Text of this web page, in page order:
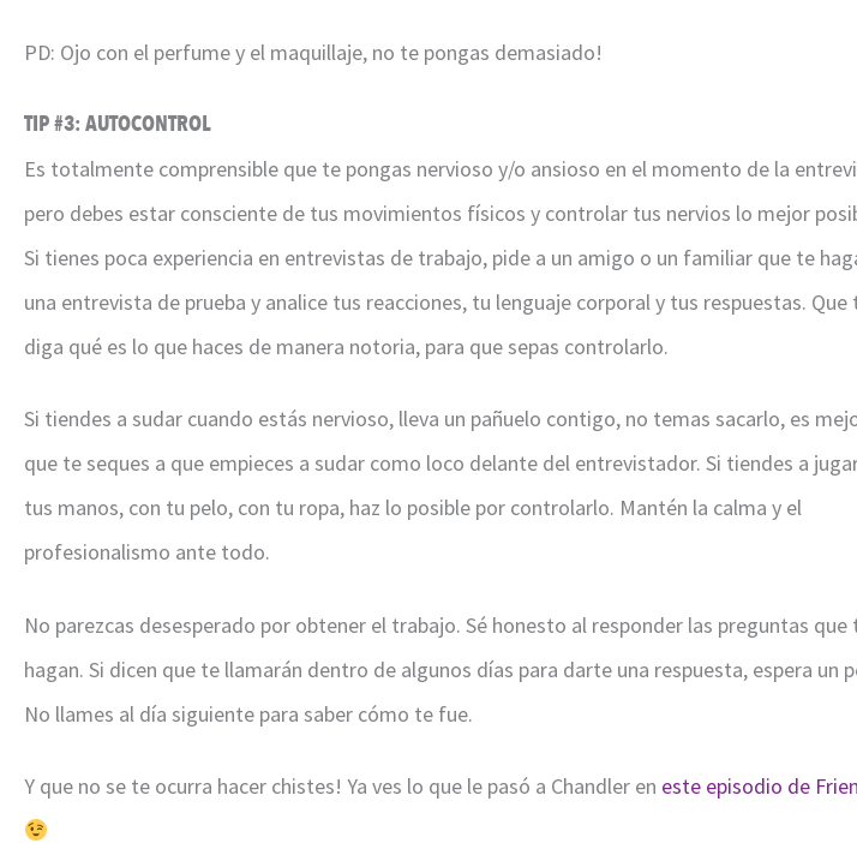
PD: Ojo con el perfume y el maquillaje, no te pongas demasiado!
TIP #3: AUTOCONTROL
Es totalmente comprensible que te pongas nervioso y/o ansioso en el momento de la
pero debes estar consciente de tus movimientos físicos y controlar tus nervios lo mejor
Si tienes poca experiencia en entrevistas de trabajo, pide a un amigo o un familiar que te
una entrevista de prueba y analice tus reacciones, tu lenguaje corporal y tus respuestas. Que
diga qué es lo que haces de manera notoria, para que sepas controlarlo.
Si tiendes a sudar cuando estás nervioso, lleva un pañuelo contigo, no temas sacarlo, es
que te seques a que empieces a sudar como loco delante del entrevistador. Si tiendes a
tus manos, con tu pelo, con tu ropa, haz lo posible por controlarlo. Mantén la calma y el
profesionalismo ante todo.
No parezcas desesperado por obtener el trabajo. Sé honesto al responder las preguntas que
hagan. Si dicen que te llamarán dentro de algunos días para darte una respuesta, espera un
No llames al día siguiente para saber cómo te fue.
Y que no se te ocurra hacer chistes! Ya ves lo que le pasó a Chandler en este episodio de